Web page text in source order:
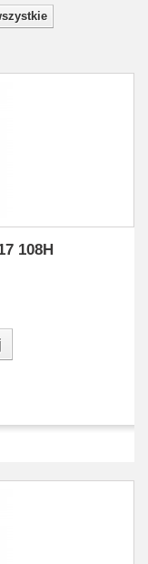
108H